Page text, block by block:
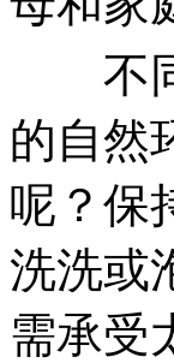
不同
的自然
呢？保
洗洗或
需承受